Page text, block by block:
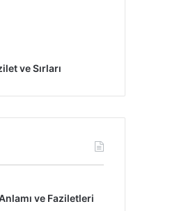
ve Sırları
ve Faziletleri